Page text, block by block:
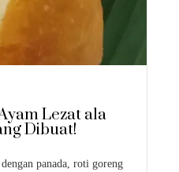
Lezat ala
Dibuat!
panada, roti goreng